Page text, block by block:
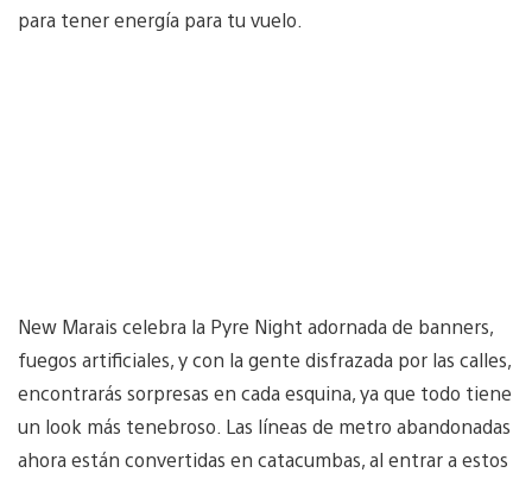
para tener energía para tu vuelo.
New Marais celebra la Pyre Night adornada de banners,
fuegos artificiales, y con la gente disfrazada por las calles,
encontrarás sorpresas en cada esquina, ya que todo tiene
un look más tenebroso. Las líneas de metro abandonadas
ahora están convertidas en catacumbas, al entrar a estos